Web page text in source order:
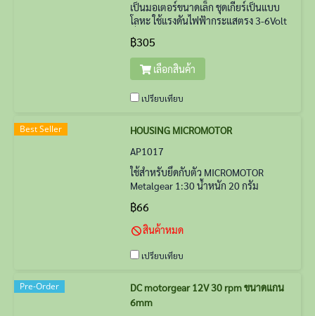
เป็นมอเตอร์ขนาดเล็ก ชุดเกียร์เป็นแบบ
โลหะ ใช้แรงดันไฟฟ้ากระแสตรง 3-6Volt
ที่แรงดัน 6V ความเร็วรอบ 50 รอบต่อ
นาที
฿305
เลือกสินค้า
เปรียบเทียบ
Best Seller
HOUSING MICROMOTOR
AP1017
ใช้สำหรับยึดกับตัว MICROMOTOR
Metalgear 1:30 น้ำหนัก 20 กรัม
฿66
สินค้าหมด
เปรียบเทียบ
Pre-Order
DC motorgear 12V 30 rpm ขนาดแกน
6mm